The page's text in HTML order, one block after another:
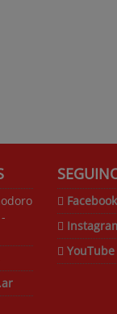
Facebook
YouTube